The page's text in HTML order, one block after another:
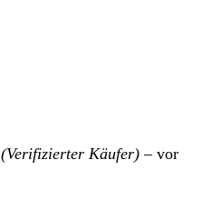
(Verifizierter Käufer) – vor